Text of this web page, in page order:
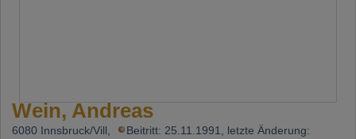
Wein, Andreas
6080 Innsbruck/Vill,
Beitritt: 25.11.1991, letzte Änderung: